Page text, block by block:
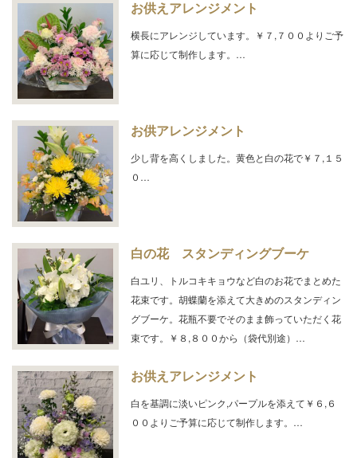
お供えアレンジメント
横長にアレンジしています。￥７,７００よりご予
算に応じて制作します。…
お供アレンジメント
少し背を高くしました。黄色と白の花で￥７,１５
０…
白の花 スタンディングブーケ
白ユリ、トルコキキョウなど白のお花でまとめた
花束です。胡蝶蘭を添えて大きめのスタンディン
グブーケ。花瓶不要でそのまま飾っていただく花
束です。￥８,８００から（袋代別途）…
お供えアレンジメント
白を基調に淡いピンク,パープルを添えて￥６,６
００よりご予算に応じて制作します。…